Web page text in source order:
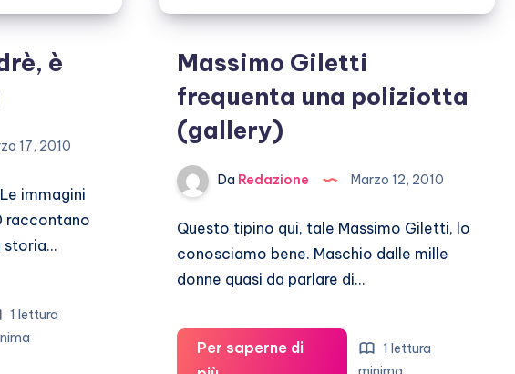
è
17, 2010
immagini
raccontano
storia…
1 lettura
Massimo Giletti
frequenta una poliziotta
(gallery)
Da Redazione Marzo 12, 2010
Questo tipino qui, tale Massimo Giletti, lo
conosciamo bene. Maschio dalle mille
donne quasi da parlare di…
Per saperne di
1 lettura